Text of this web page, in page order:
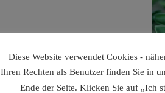
Diese Website verwendet Cookies -
Ihren Rechten als Benutzer finden Sie in
Ende der Seite. Klicken Sie auf „Ich